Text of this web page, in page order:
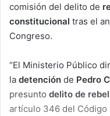
comisión del delito de
constitucional tras el
Congreso.
“El Ministerio Público
la detención de Pedro
presunto delito de
artículo 346 del Código